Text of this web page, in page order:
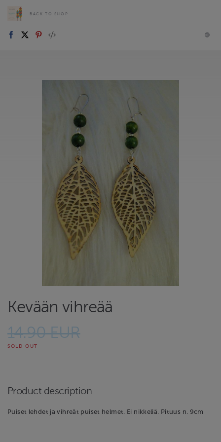
BACK TO SHOP
Kevään vihreää
14.90 EUR
SOLD OUT
Product description
Puiset lehdet ja vihreät puiset helmet. Ei nikkeliä. Pituus n. 9cm